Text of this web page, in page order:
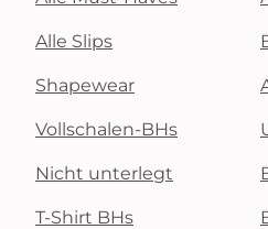
Alle Slips
Shapewear
Vollschalen-BHs
Nicht unterlegt
T-Shirt BHs